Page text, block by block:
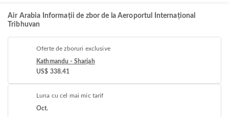
Air Arabia Informații de zbor de la Aeroportul Internațional
Tribhuvan
Oferte de zboruri exclusive
Kathmandu - Sharjah
US$ 338.41
Luna cu cel mai mic tarif
Oct.